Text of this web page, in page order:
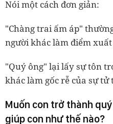
Nói một cách đơn giản:
"Chàng trai ấm áp"
người khác làm điểm
"Quý ông" lại lấy sự tôn
khác làm gốc rễ của sự tử
Muốn con trở thành
giúp con như thế nào?